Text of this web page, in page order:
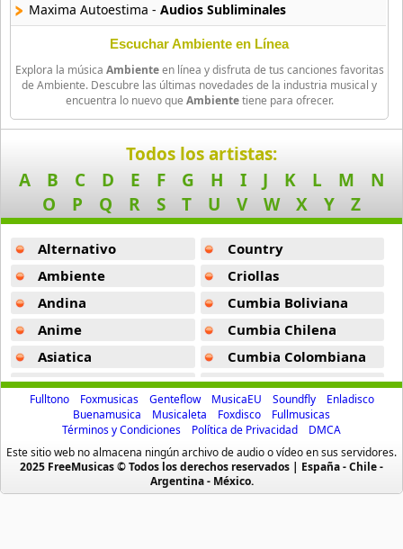
Maxima Autoestima - Audios Subliminales
Top Ambiente
Enciende Tu Autoestima -Audios Subliminales
Top Ambiente
Top Ambiente
Eyaculacion Precoz -
Audios Subliminales
Tom Jones -Top Ambiente
Walk On The Wild Side -
Top Ambiente
Maracaibo -Rafaella Carra
Boys Town Gang -
Top Ambiente
I Love The Nightlife -Top Ambiente
Estimula Tu Sistema Inmunologico -Audios Subliminales
Arde Papi -Barbara Love De Venus
Se Fue (spanish Dance Remix) -Top Ambiente
Escuchar Ambiente en Línea
Explora la música Ambienteen línea y disfruta de tus canciones favoritas
de Ambiente. Descubre las últimas novedades de la industria musical y
encuentra lo nuevo que Ambientetiene para ofrecer.
Todos los artistas:
A
B C D E F G H I J K L M
N
O
P Q R S T U V W X Y Z
Alternativo
Ambiente
Andina
Anime
Asiatica
Atevip
Bachatas
Baladas
Baladas De Oro
Baladas En Ingles
Country
Criollas
Cumbia Boliviana
Cumbia Chilena
Cumbia Colombiana
Cumbia Ecuatoriana
Cumbia Mexicana
Cumbia Pop
Cumbia Surena
Cumbias
Fulltono Foxmusicas Genteflow MusicaEU Soundfly
Enladisco
Buenamusica
Musicaleta Foxdisco
Fullmusicas
Términos y Condiciones
Política de Privacidad
DMCA
Este sitio web no almacena ningún archivo de audio o vídeo en sus servidores.
2025 FreeMusicas © Todos los derechos reservados | España - Chile -
Argentina - México.